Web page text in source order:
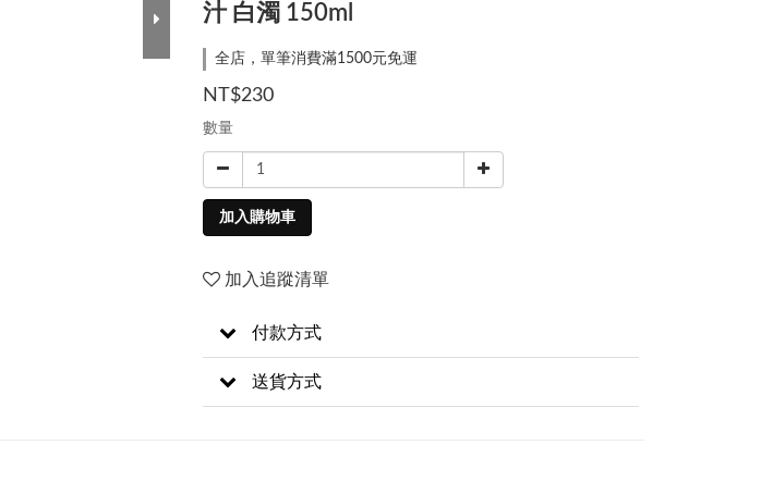
汁 白濁 150ml
全店，單筆消費滿1500元免運
NT$230
數量
加入購物車
加入追蹤清單
付款方式
送貨方式